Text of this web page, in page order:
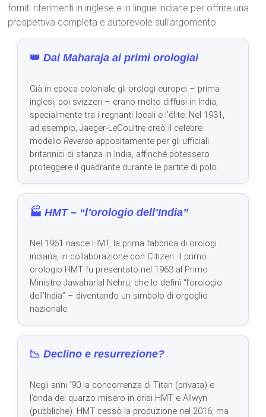
forniti riferimenti in inglese e in lingue indiane per offrire una
prospettiva completa e autorevole sull’argomento.
👑Dai Maharaja ai primi orologiai
Già in epoca coloniale gli orologi europei – prima
inglesi, poi svizzeri – erano molto diffusi in India,
specialmente tra i regnanti locali e l’élite. Nel 1931,
ad esempio, Jaeger-LeCoultre creò il celebre
modelloReverso appositamente per gli ufficiali
britannici di stanza in India, affinché potessero
proteggere il quadrante durante le partite di polo.
🏭HMT – “l’orologio dell’India”
Nel 1961 nasce HMT, la prima fabbrica di orologi
indiana, in collaborazione con Citizen. Il primo
orologio HMT fu presentato nel 1963 al Primo
Ministro Jawaharlal Nehru, che lo definì “l’orologio
dell’India” – diventando un simbolo di orgoglio
nazionale.
📉Declino e resurrezione?
Negli anni ’90 la concorrenza di Titan (privata) e
l’onda del quarzo misero in crisi HMT e Allwyn
(pubbliche). HMT cessò la produzione nel 2016, ma